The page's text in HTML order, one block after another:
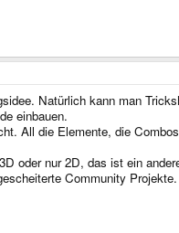
Natürlich kann man
einbauen.
All die Elemente, die
oder nur 2D, das ist ein
Community